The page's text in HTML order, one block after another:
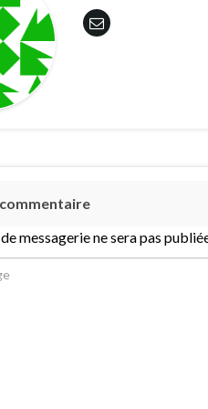
messagerie ne sera pas